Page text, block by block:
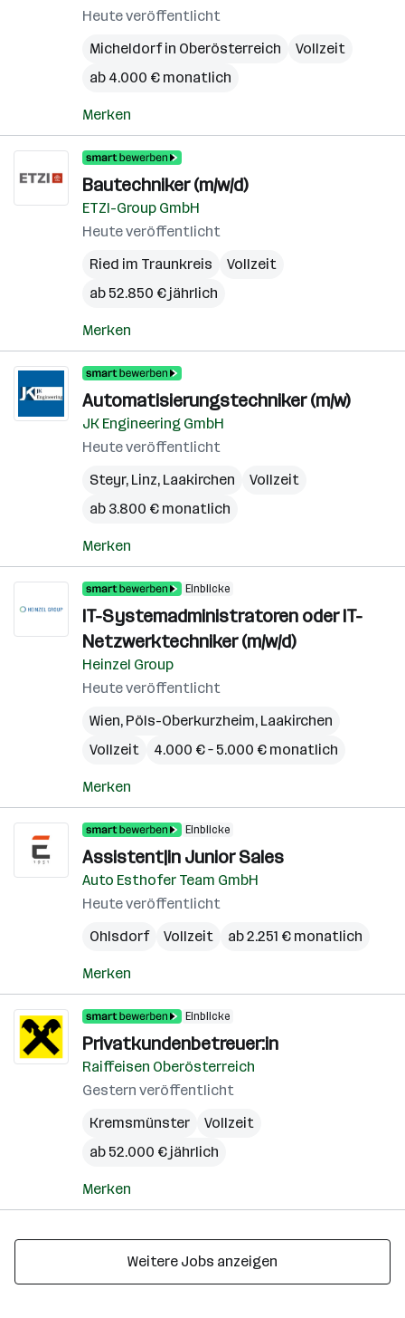
Heute veröffentlicht
Micheldorf in Oberösterreich
Vollzeit
ab 4.000 € monatlich
Merken
Bautechniker (m/w/d)
ETZI-Group GmbH
Heute veröffentlicht
Ried im Traunkreis
Vollzeit
ab 52.850 € jährlich
Merken
Automatisierungstechniker (m/w)
JK Engineering GmbH
Heute veröffentlicht
Steyr, Linz, Laakirchen
Vollzeit
ab 3.800 € monatlich
Merken
Einblicke
IT-Systemadministratoren oder IT-
Netzwerktechniker (m/w/d)
Heinzel Group
Heute veröffentlicht
Wien, Pöls-Oberkurzheim, Laakirchen
Vollzeit
4.000 € – 5.000 € monatlich
Merken
Einblicke
Assistent|in Junior Sales
Auto Esthofer Team GmbH
Heute veröffentlicht
Ohlsdorf
Vollzeit ab 2.251 € monatlich
Merken
Einblicke
Privatkundenbetreuer:in
Raiffeisen Oberösterreich
Gestern veröffentlicht
Kremsmünster
Vollzeit
ab 52.000 € jährlich
Merken
Weitere Jobs anzeigen